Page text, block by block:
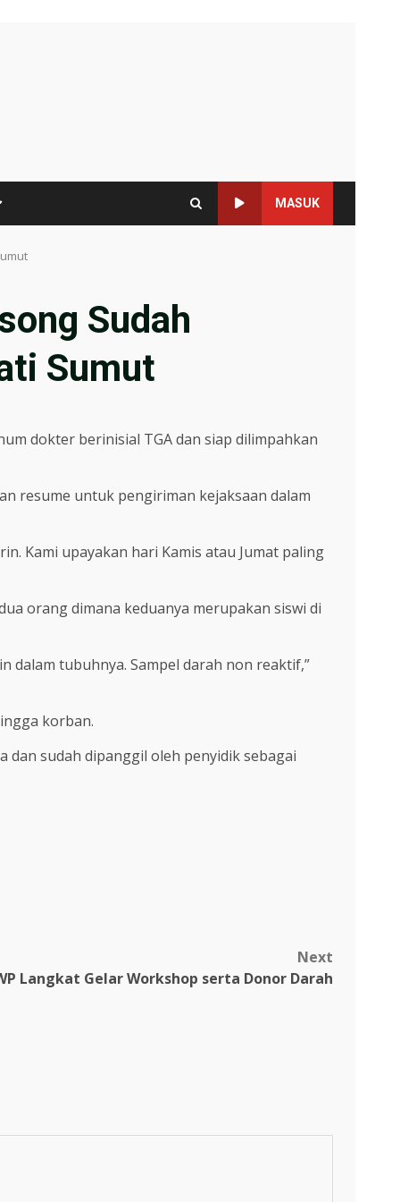
MASUK
Sudah
Sumut
dokter berinisial TGA dan siap dilimpahkan
resume untuk pengiriman kejaksaan dalam
Kami upayakan hari Kamis atau Jumat paling
orang dimana keduanya merupakan siswi di
dalam tubuhnya. Sampel darah non reaktif,”
korban.
dan sudah dipanggil oleh penyidik sebagai
Next
Langkat Gelar Workshop serta Donor Darah